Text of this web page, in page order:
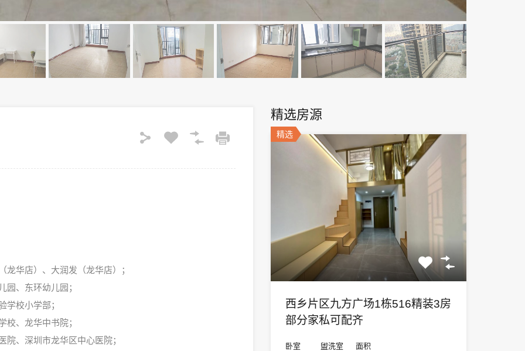
华店）、大润发（龙华店）；
园、东环幼儿园；
学校小学部；
校、龙华中书院；
、深圳市龙华区中心医院；
精选房源
精选
西乡片区九方广场1栋516精装3房
部分家私可配齐
卧室
盥洗室
面积